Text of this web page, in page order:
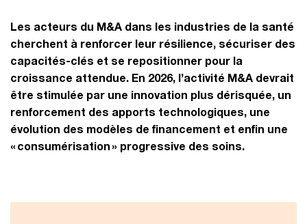
Les acteurs du M&A dans les industries de la santé
cherchent à renforcer leur résilience, sécuriser des
capacités-clés et se repositionner pour la
croissance attendue. En 2026, l’activité M&A devrait
être stimulée par une innovation plus dérisquée, un
renforcement des apports technologiques, une
évolution des modèles de financement et enfin une
« consumérisation » progressive des soins.